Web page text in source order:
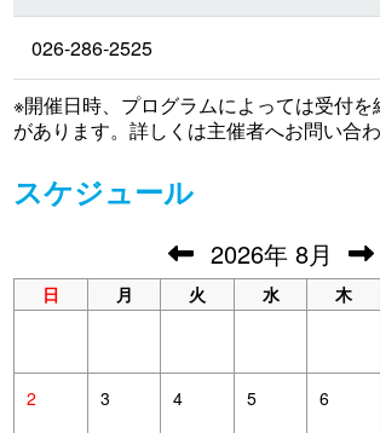
026-286-2525
※開催日時、プログラムによっては受付
があります。詳しくは主催者へお問い合わ
スケジュール
2026年 8月
日 月 火 水 木
2 3 4 5 6